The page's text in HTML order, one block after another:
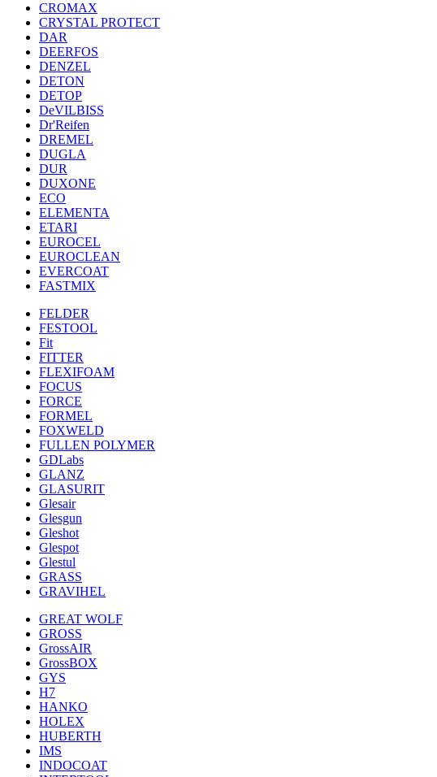
CROMAX
CRYSTAL PROTECT
DAR
DEERFOS
DENZEL
DETON
DETOP
DeVILBISS
Dr'Reifen
DREMEL
DUGLA
DUR
DUXONE
ECO
ELEMENTA
ETARI
EUROCEL
EUROCLEAN
EVERCOAT
FASTMIX
FELDER
FESTOOL
Fit
FITTER
FLEXIFOAM
FOCUS
FORCE
FORMEL
FOXWELD
FULLEN POLYMER
GDLabs
GLANZ
GLASURIT
Glesair
Glesgun
Gleshot
Glespot
Glestul
GRASS
GRAVIHEL
GREAT WOLF
GROSS
GrossAIR
GrossBOX
GYS
H7
HANKO
HOLEX
HUBERTH
IMS
INDOCOAT